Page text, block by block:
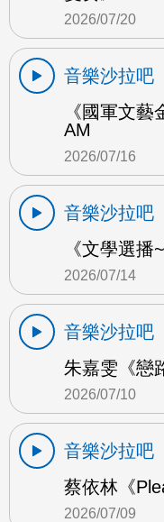
2026/07/20
音樂沙拉吧
《國軍文
AM
2026/07/16
音樂沙拉吧
《文學選
2026/07/14
音樂沙拉吧
朱嘉雯《戀
2026/07/10
音樂沙拉吧
蔡依林《
2026/07/09